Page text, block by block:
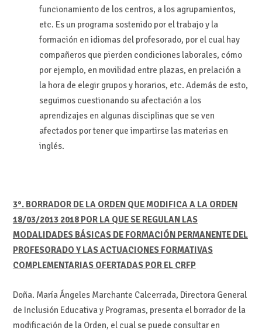
funcionamiento de los centros, a los agrupamientos,
etc. Es un programa sostenido por el trabajo y la
formación en idiomas del profesorado, por el cual hay
compañeros que pierden condiciones laborales, cómo
por ejemplo, en movilidad entre plazas, en prelación a
la hora de elegir grupos y horarios, etc. Además de esto,
seguimos cuestionando su afectación a los
aprendizajes en algunas disciplinas que se ven
afectados por tener que impartirse las materias en
inglés.
3°. BORRADOR DE LA ORDEN QUE MODIFICA A LA ORDEN
18/03/2013 2018 POR LA QUE SE REGULAN LAS
MODALIDADES BÁSICAS DE FORMACIÓN PERMANENTE DEL
PROFESORADO Y LAS ACTUACIONES FORMATIVAS
COMPLEMENTARIAS OFERTADAS POR EL CRFP
Doña. María Ángeles Marchante Calcerrada, Directora General
de Inclusión Educativa y Programas, presenta el borrador de la
modificación de la Orden, el cual se puede consultar en